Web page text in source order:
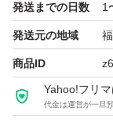
発送までの日数 1
発送元の地域
商品ID
Yahoo!フリ
代金は運営が一旦